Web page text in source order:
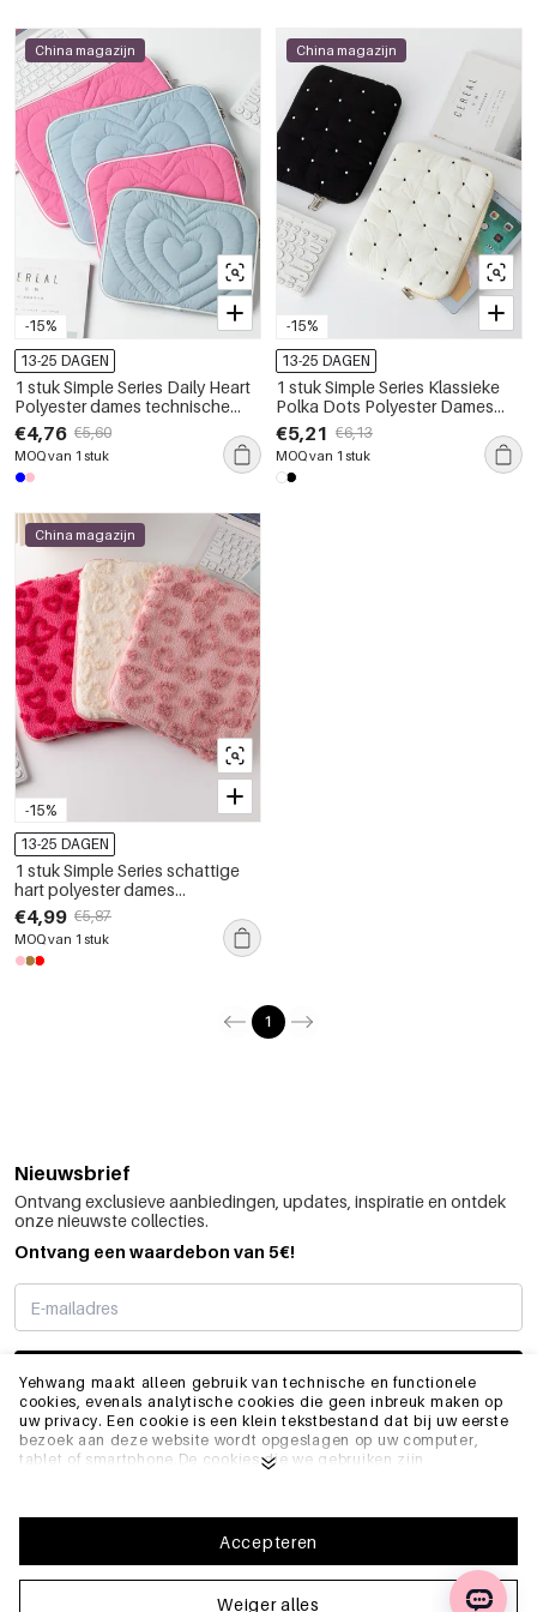
Yehwang maakt alleen gebruik van technische en functionele
cookies, evenals analytische cookies die geen inbreuk maken op
uw privacy. Een cookie is een klein tekstbestand dat bij uw eerste
bezoek aan deze website wordt opgeslagen op uw computer,
tablet of smartphone.De cookies die we gebruiken zijn
functioneert en bijvoorbeeld uw voorkeursinstellingen onthoudt.
Ze stellen ons ook in staat om onze website te optimaliseren.Om
ervoor te zorgen dat u een goede browse- en winkelervaring heeft
verzameling en het gebruik van cookies. U kunt zich afmelden
Weiger alles
Accepteren
-15%
China magazijn
13-25 DAGEN
1 stuk Simple Series Daily Heart
Polyester dames technische
tassen
€4,76 €5,60
MOQ van 1 stuk
-15%
China magazijn
13-25 DAGEN
1 stuk Simple Series Klassieke
Polka Dots Polyester Dames
Tech Tassen
€5,21 €6,13
MOQ van 1 stuk
-15%
China magazijn
13-25 DAGEN
1 stuk Simple Series schattige
hart polyester dames
technische tassen
€4,99 €5,87
MOQ van 1 stuk
1
Nieuwsbrief
Ontvang exclusieve aanbiedingen, updates, inspiratie en ontdek
onze nieuwste collecties.
Ontvang een waardebon van 5€!
SCHRIJF ME IN
INFO